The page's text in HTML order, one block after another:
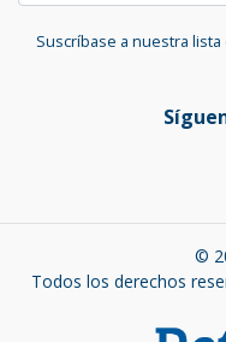
Suscríbase a nuestra
©
Todos los derechos